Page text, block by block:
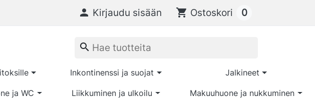
 Kirjaudu sisään shopping_cart Ostoskori 0
Inkontinenssi ja suojat Jalkineet
ja WC Liikkuminen ja ulkoilu Makuuhuone ja nukkuminen
search